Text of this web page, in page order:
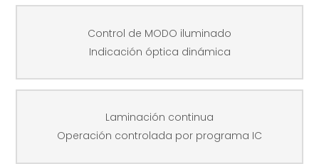
Control de MODO iluminado
Indicación óptica dinámica
Laminación continua
Operación controlada por programa IC